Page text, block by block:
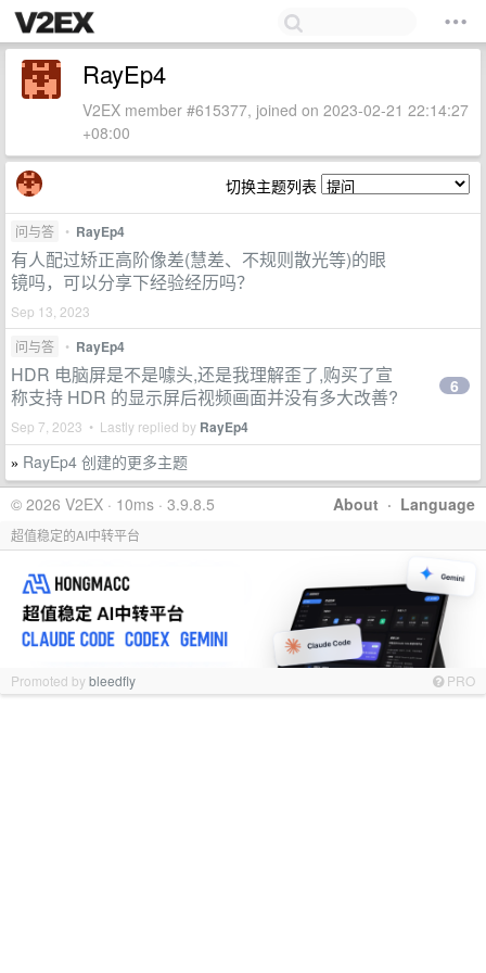
RayEp4
V2EX member #615377, joined on 2023-02-21 22:14:27
+08:00
切换主题列表
问与答 • RayEp4
有人配过矫正高阶像差(慧差、不规则散光等)的眼
镜吗，可以分享下经验经历吗？
Sep 13, 2023
问与答
• RayEp4
HDR 电脑屏是不是噱头,还是我理解歪了,购买了宣
称支持 HDR 的显示屏后视频画面并没有多大改善?
Sep 7, 2023 • Lastly replied by RayEp4
6
» RayEp4 创建的更多主题
About · Language
© 2026 V2EX · 10ms · 3.9.8.5
超值稳定的AI中转平台
Promoted bybleedfly PRO